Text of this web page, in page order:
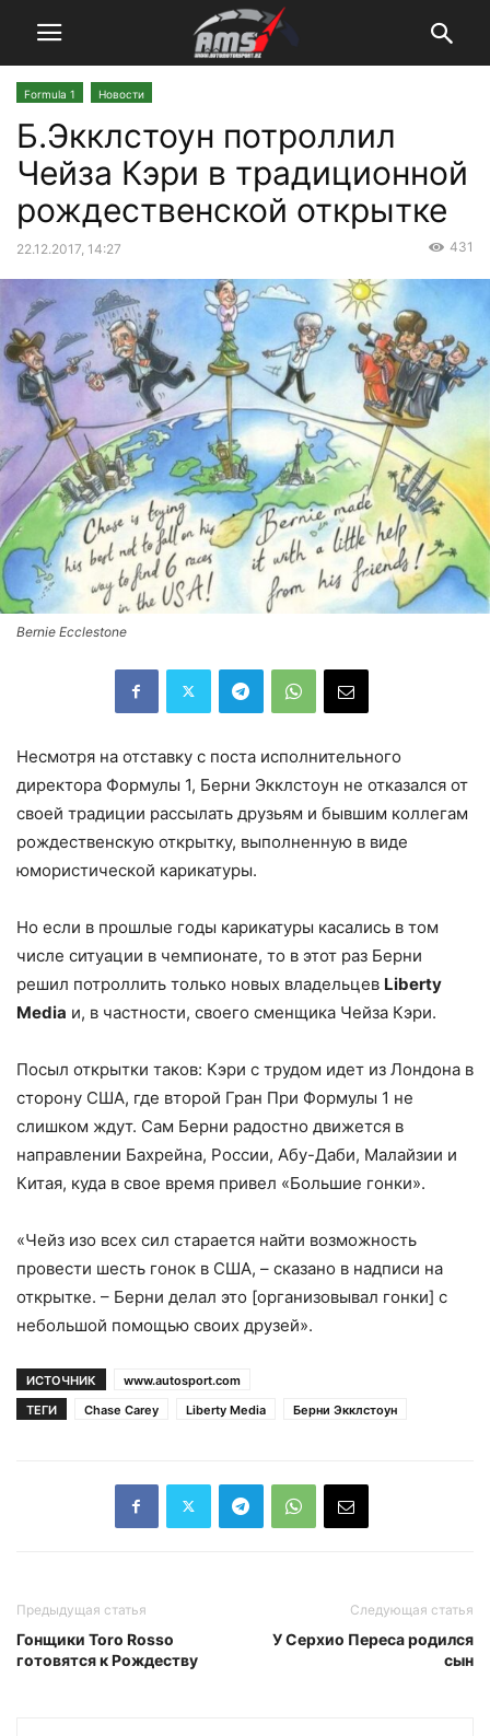
Formula 1 Новости
Б.Экклстоун потроллил
Чейза Кэри в традиционной
рождественской открытке
22.12.2017, 14:27 431
Bernie Ecclestone
Несмотря на отставку с поста исполнительного
директора Формулы 1, Берни Экклстоун не отказался от
своей традиции рассылать друзьям и бывшим коллегам
рождественскую открытку, выполненную в виде
юмористической карикатуры.
Но если в прошлые годы карикатуры касались в том
числе ситуации в чемпионате, то в этот раз Берни
решил потроллить только новых владельцев Liberty
Media и, в частности, своего сменщика Чейза Кэри.
Посыл открытки таков: Кэри с трудом идет из Лондона в
сторону США, где второй Гран При Формулы 1 не
слишком ждут. Сам Берни радостно движется в
направлении Бахрейна, России, Абу-Даби, Малайзии и
Китая, куда в свое время привел «Большие гонки».
«Чейз изо всех сил старается найти возможность
провести шесть гонок в США, – сказано в надписи на
открытке. – Берни делал это [организовывал гонки] с
небольшой помощью своих друзей».
ИСТОЧНИК
www.autosport.com
ТЕГИ
Chase Carey Liberty Media Берни Экклстоун
Предыдущая статья
Гонщики Toro Rosso
готовятся к Рождеству
Следующая статья
У Серхио Переса родился
сын